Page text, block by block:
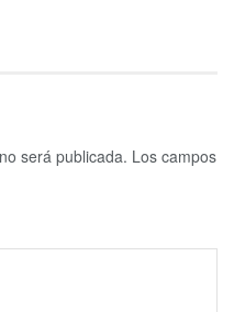
será publicada. Los campos